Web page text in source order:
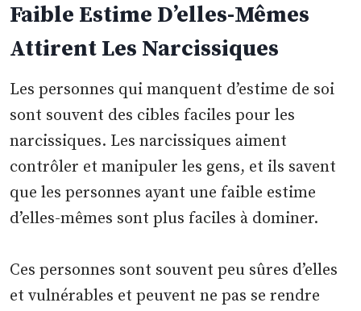
Faible Estime D’elles-Mêmes
Attirent Les Narcissiques
Les personnes qui manquent d’estime de soi
sont souvent des cibles faciles pour les
narcissiques. Les narcissiques aiment
contrôler et manipuler les gens, et ils savent
que les personnes ayant une faible estime
d’elles-mêmes sont plus faciles à dominer.
Ces personnes sont souvent peu sûres d’elles
et vulnérables et peuvent ne pas se rendre